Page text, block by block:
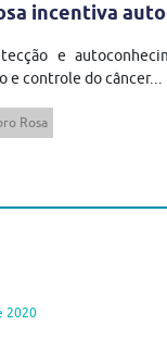
incentiva
e
e controle do câncer...
Rosa
2020